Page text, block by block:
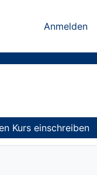
Anmelden
Kurs einschreiben